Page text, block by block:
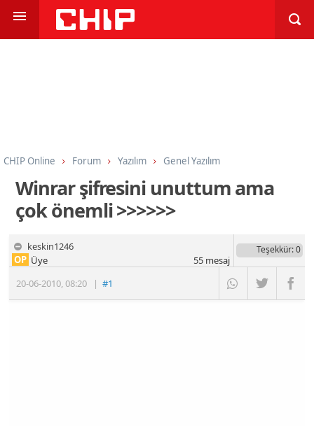
CHIP Online Forum Yazılım Genel Yazılım
Winrar şifresini unuttum ama
çok önemli >>>>>>
keskin1246
20-06-2010,08:20 |#1
OP Üye
Teşekkür: 0
55mesaj